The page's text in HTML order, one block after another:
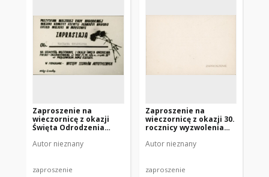
Zaproszenie na
wieczornicę z okazji
Święta Odrodzenia
Autor nieznany
zaproszenie
Zaproszenie na
wieczornicę z okazji 30.
rocznicy wyzwolenia
Autor nieznany
zaproszenie